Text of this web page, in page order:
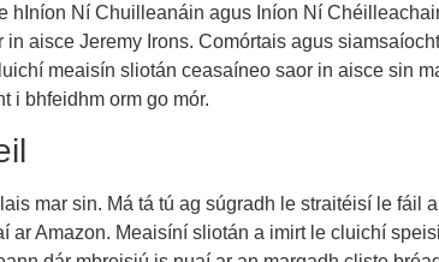
Ní Chuilleanáin agus Iníon Ní
aisce Jeremy Irons. Comórtais agus
meaisín sliotán ceasaíneo saor in aisce sin
i bhfeidhm orm go mór.
mar sin. Má tá tú ag súgradh le straitéisí le fáil
Amazon. Meaisíní sliotán a imirt le cluichí